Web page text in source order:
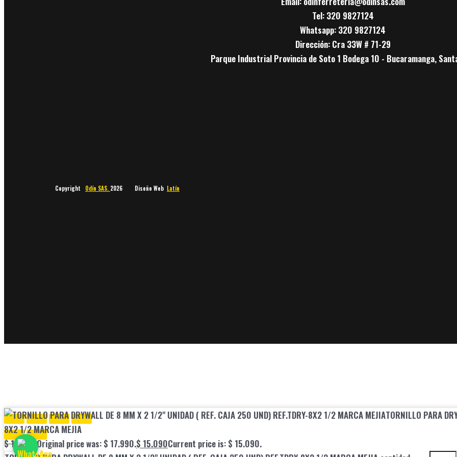
Tel: 320 9827124
Whatsapp: 320 9827124
Dirección: Cra 33W # 71-29
Parque Industrial Provincia de Soto 1 Bodega 10 - Bucaramanga,
Copyright Odín SAS. 2026 Diseño Web Latín
TORNILLO PARA
8X2 1/2 MARCA MEJIA
$17.990 Original price was: $ 17.990.$ 15.090Current price is: $ 15.090.